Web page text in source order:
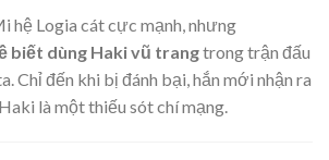
hệ Logia cát cực mạnh, nhưng
biết dùng Haki vũ trangtrong trận đấu
Chỉ đến khi bị đánh bại, hắn mới nhận ra
là một thiếu sót chí mạng.